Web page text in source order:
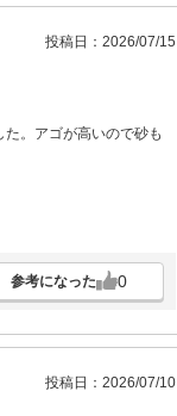
投稿日：2026/07/15
。アゴが高いので砂も
参考になった 0
投稿日：2026/07/10